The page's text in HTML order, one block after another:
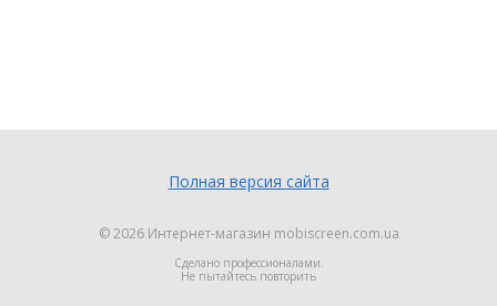
Полная версия сайта
© 2026 Интернет-магазин mobiscreen.com.ua
Сделано профессионалами.
Не пытайтесь повторить